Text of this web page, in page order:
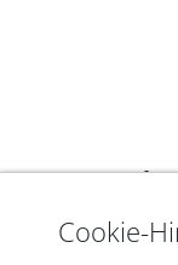
Mehr
In den Kfz-
Cookie-